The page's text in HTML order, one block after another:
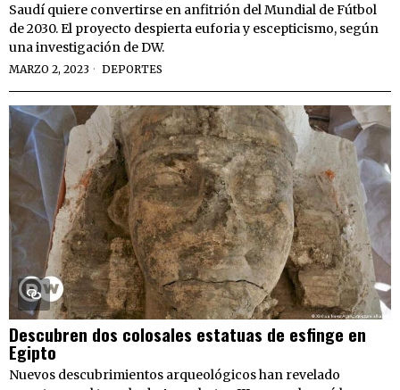
Saudí quiere convertirse en anfitrión del Mundial de Fútbol
de 2030. El proyecto despierta euforia y escepticismo, según
una investigación de DW.
MARZO 2, 2023 DEPORTES
Descubren dos colosales estatuas de esfinge en
Egipto
Nuevos descubrimientos arqueológicos han revelado